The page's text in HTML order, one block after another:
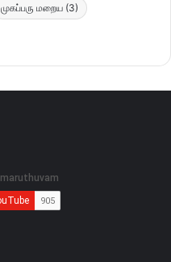
முகப்பரு மறைய (3)